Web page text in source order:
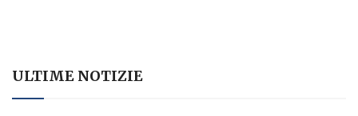
ULTIME NOTIZIE